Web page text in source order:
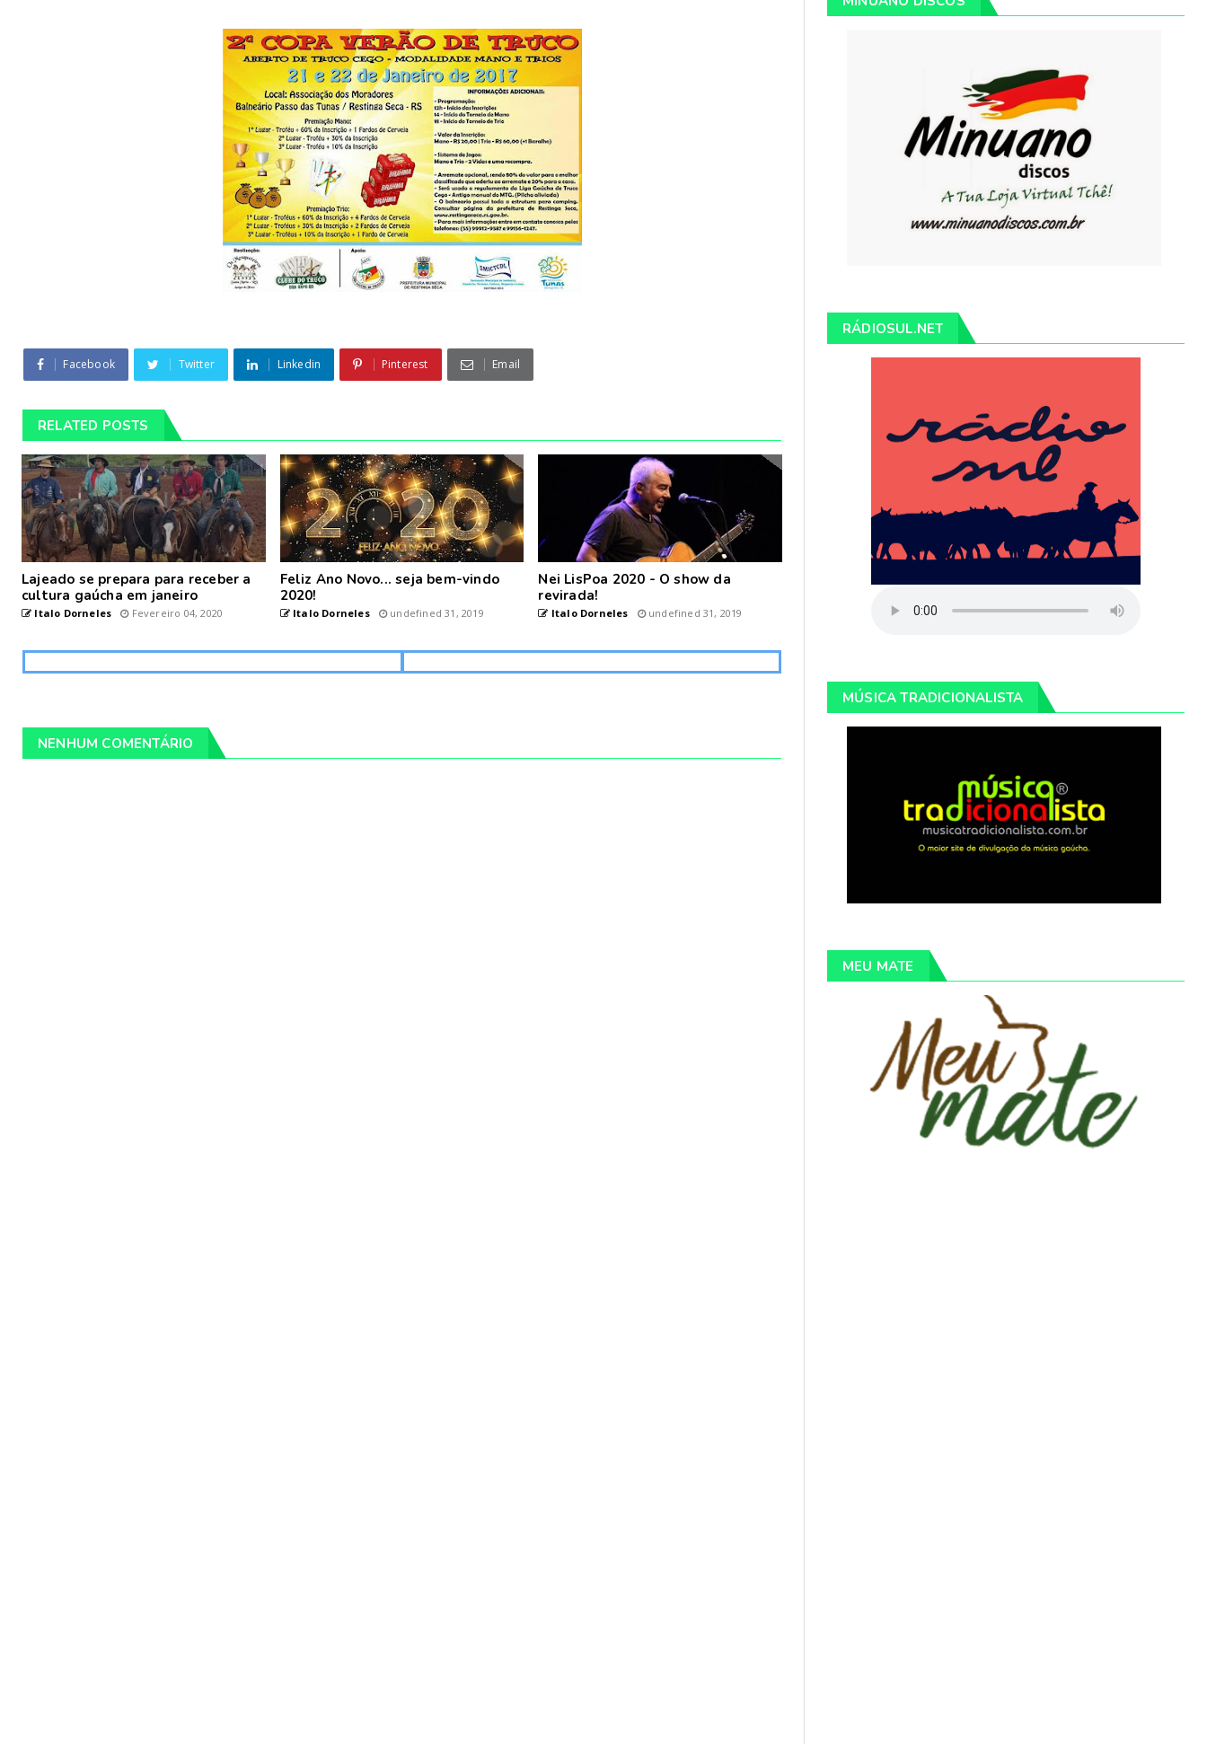
Facebook Twitter Linkedin Pinterest Email
RELATED POSTS
Lajeado se prepara para receber a
cultura gaúcha em janeiro
Italo Dorneles Fevereiro 04, 2020
Feliz Ano Novo... seja bem-vindo
2020!
Italo Dorneles undefined 31, 2019
Nei LisPoa 2020 - O show da
revirada!
Italo Dorneles undefined 31, 2019
NENHUM COMENTÁRIO
RÁDIOSUL.NET
MÚSICA TRADICIONALISTA
MEU MATE